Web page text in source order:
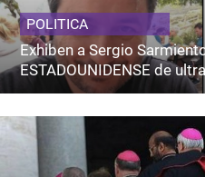
POLITICA
Exhiben a Sergio
ESTADOUNIDENSE de